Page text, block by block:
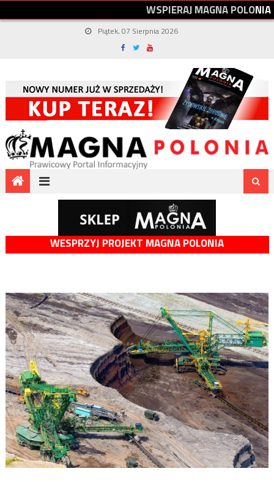
WSPIERAJMAGNAPOLONIA
Piątek, 07 Sierpnia 2026
WESPRZYJ PROJEKT MAGNA POLONIA